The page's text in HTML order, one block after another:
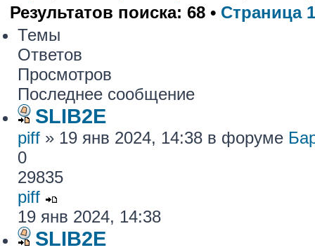
Результатов поиска: 68 • Страница 1
Темы
Ответов
Просмотров
Последнее сообщение
SLIB2E
piff » 19 янв 2024, 14:38 в форуме
0
29835
piff
19 янв 2024, 14:38
SLIB2E